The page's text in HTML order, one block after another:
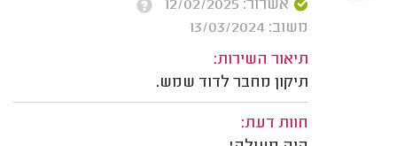
אשרור: 12/02/2025
משוב: 13/03/2024
תיאור השירות:
תיקון מחבר לדוד שמש.
חוות דעת: